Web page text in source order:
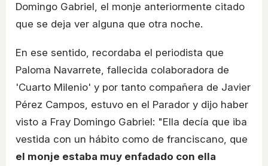
Domingo Gabriel, el monje anteriormente citado
que se deja ver alguna que otra noche.
En ese sentido, recordaba el periodista que
Paloma Navarrete, fallecida colaboradora de
'Cuarto Milenio' y por tanto compañera de Javier
Pérez Campos, estuvo en el Parador y dijo haber
visto a Fray Domingo Gabriel: "Ella decía que iba
vestida con un hábito como de franciscano, que
el monje estaba muy enfadado con ella